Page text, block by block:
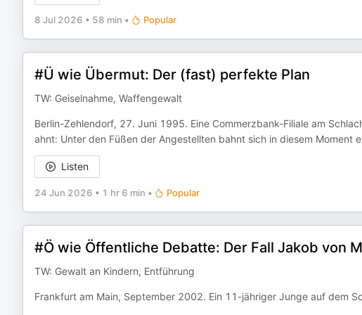
8 Jul 2026 • 58 min • Popular
#Ü wie Übermut: Der (fast) perfekte Plan
TW: Geiselnahme, Waffengewalt
Berlin-Zehlendorf, 27. Juni 1995. Eine Commerzbank-Filiale am
ahnt: Unter den Füßen der Angestellten bahnt sich in diesem Moment
Listen
24 Jun 2026 • 1 hr 6 min • Popular
#Ö wie Öffentliche Debatte: Der Fall Jakob von
TW: Gewalt an Kindern, Entführung
Frankfurt am Main, September 2002. Ein 11-jähriger Junge auf dem